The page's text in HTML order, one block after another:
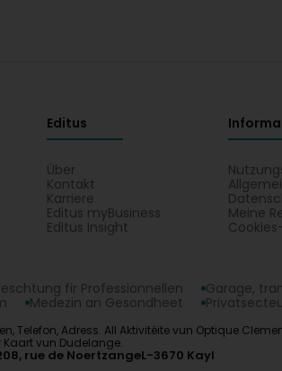
Editus
Über
Kontakt
Karriere
Editus myBusiness
Editus Insight
Meine
fir Professionnellen Garage,
Medezin an Gesondheet
Adress. All Aktivitéite vun Optique
Kaart vun Dudelange.
rue de NoertzangeL-3670 Kayl